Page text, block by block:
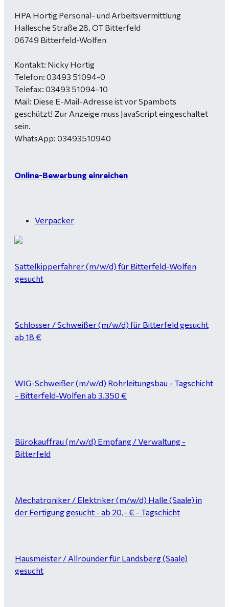
HPA Hortig Personal- und Arbeitsvermittlung
Hallesche Straße 28, OT Bitterfeld
06749 Bitterfeld-Wolfen
Kontakt: Nicky Hortig
Telefon: 03493 51094-0
Telefax: 03493 51094-10
Mail: Diese E-Mail-Adresse ist vor Spambots
geschützt! Zur Anzeige muss JavaScript eingeschaltet
sein.
WhatsApp: 03493510940
Online-Bewerbung einreichen
Verpacker
Sattelkipperfahrer (m/w/d) für Bitterfeld-Wolfen
gesucht
Schlosser / Schweißer (m/w/d) für Bitterfeld gesucht
ab 18 €
WIG-Schweißer (m/w/d) Rohrleitungsbau - Tagschicht
- Bitterfeld-Wolfen ab 3.350 €
Bürokauffrau (m/w/d) Empfang / Verwaltung -
Bitterfeld
Mechatroniker / Elektriker (m/w/d) Halle (Saale) in
der Fertigung gesucht - ab 20,- € - Tagschicht
Hausmeister / Allrounder für Landsberg (Saale)
gesucht